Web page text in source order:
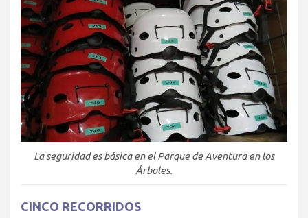
La seguridad es básica en el Parque de Aventura en los
Árboles.
CINCO RECORRIDOS